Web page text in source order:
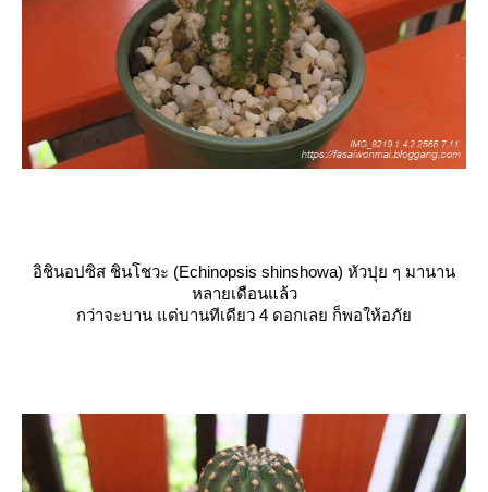
อิชินอปซิส ชินโชวะ (Echinopsis shinshowa) หัวปุย ๆ มานาน
หลายเดือนแล้ว
กว่าจะบาน แต่บานทีเดียว 4 ดอกเลย ก็พอให้อภั